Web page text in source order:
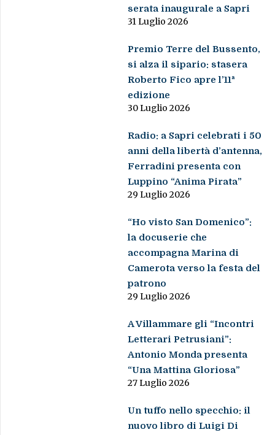
serata inaugurale a Sapri
31 Luglio 2026
Premio Terre del Bussento,
si alza il sipario: stasera
Roberto Fico apre l’11ª
edizione
30 Luglio 2026
Radio: a Sapri celebrati i 50
anni della libertà d’antenna,
Ferradini presenta con
Luppino “Anima Pirata”
29 Luglio 2026
“Ho visto San Domenico”:
la docuserie che
accompagna Marina di
Camerota verso la festa del
patrono
29 Luglio 2026
A Villammare gli “Incontri
Letterari Petrusiani”:
Antonio Monda presenta
“Una Mattina Gloriosa”
27 Luglio 2026
Un tuffo nello specchio: il
nuovo libro di Luigi Di